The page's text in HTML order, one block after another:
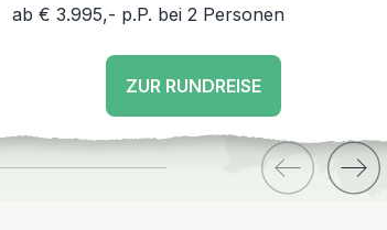
Tabin - Kota Kinabalu - Pulau Gaya
ab € 3.995,- p.P. bei 2 Personen
ZUR RUNDREISE